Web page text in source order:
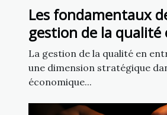
Les fondamentaux
gestion de la qualité
entreprise :
comment les mettre
La gestion de la qualité en
une dimension stratégique
économique...